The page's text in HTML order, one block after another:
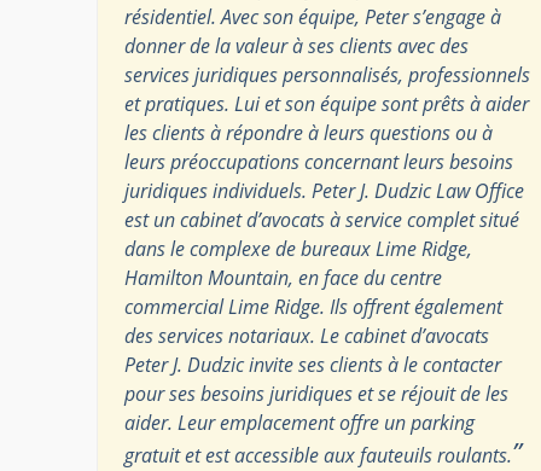
résidentiel. Avec son équipe, Peter s’engage à
donner de la valeur à ses clients avec des
services juridiques personnalisés, professionnels
et pratiques. Lui et son équipe sont prêts à aider
les clients à répondre à leurs questions ou à
leurs préoccupations concernant leurs besoins
juridiques individuels. Peter J. Dudzic Law Office
est un cabinet d’avocats à service complet situé
dans le complexe de bureaux Lime Ridge,
Hamilton Mountain, en face du centre
commercial Lime Ridge. Ils offrent également
des services notariaux. Le cabinet d’avocats
Peter J. Dudzic invite ses clients à le contacter
pour ses besoins juridiques et se réjouit de les
aider. Leur emplacement offre un parking
gratuit et est accessible aux fauteuils roulants.”